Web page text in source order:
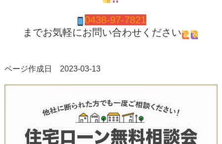
0438-97-7821
までお気軽にお問い合わせください
ページ作成日 2023-03-13